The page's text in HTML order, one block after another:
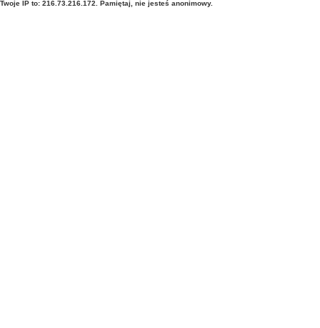
Twoje IP to: 216.73.216.172. Pamiętaj, nie jesteś anonimowy.